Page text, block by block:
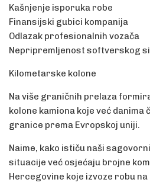
Kašnjenje isporuka robe
Finansijski gubici kompanija
Odlazak profesionalnih vozača
Nepripremljenost softverskog
Kilometarske kolone
Na više graničnih prelaza
kolone kamiona koje već danima
granice prema Evropskoj uniji.
Naime, kako ističu naši
situacije već osjećaju brojne
Hercegovine koje izvoze robu